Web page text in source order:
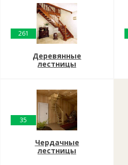
261
Деревянные
лестницы
35
Чердачные
лестницы